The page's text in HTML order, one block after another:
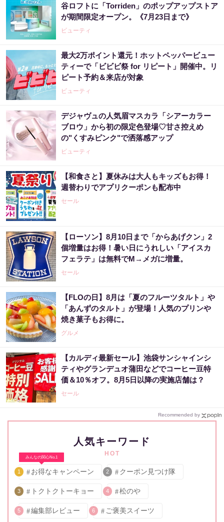
谷ロフトに「Torriden」のポップアップストア
が期間限定オープン。《7月23日まで》
ビューティ
最大2万ポイント還元！ホットペッパービュー
ティーで「ビビビ祭 for リピート」開催中。リ
ピート予約＆来店が対象
ビューティ
デジャヴュの人気眉マスカラ「シアーカラー
ブロウ」から初の限定色登場♡甘さ控えめ
の"くすみピンク"で洒落感アップ
ビューティ
【和食さと】夏休みは大人もキッズもお得！
週替わりでアプリクーポンも配布中
セール
【ローソン】8月10日まで「からあげクン」2
個増量はお得！暑い日にうれしい「アイスカ
フェラテ」は無料でM→メガに増量。
セール
【FLOの日】8月は「夏のフルーツタルト」や
「あんずのタルト」が登場！人気のプリンや
焼き菓子もお得に。
グルメ
【カルディ最新セール】池袋サンシャインシ
ティやグランデュオ蒲田などでコーヒー豆特
価＆10％オフ。8月5日以降の実施店舗は？
セール
Recommended by
人気キーワード
HOT
みんなの関心No.1
1 お得なキャンペーン 2 クーポン見つけ隊
3 トクトクトーキョー 4 松のや
5 編集部レビュー 6 ご褒美スイーツ